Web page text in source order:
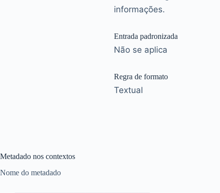
informações.
Entrada padronizada
Não se aplica
Regra de formato
Textual
Metadado nos contextos
Nome do metadado